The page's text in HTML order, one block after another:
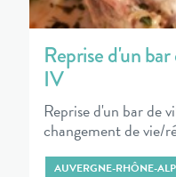
Reprise d'un
IV
Reprise d'un bar de
changement de vie/
AUVERGNE-RHÔNE-